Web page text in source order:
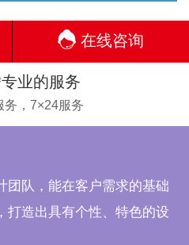
在线咨询
业的服务
务，7×24服务
团队，能在客户需求的基础
打造出具有个性、特色的设